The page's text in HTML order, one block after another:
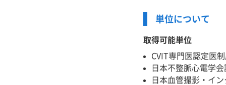
単位について
取得可能単位
CVIT専門医認定医
日本不整脈心電学
日本血管撮影・イ